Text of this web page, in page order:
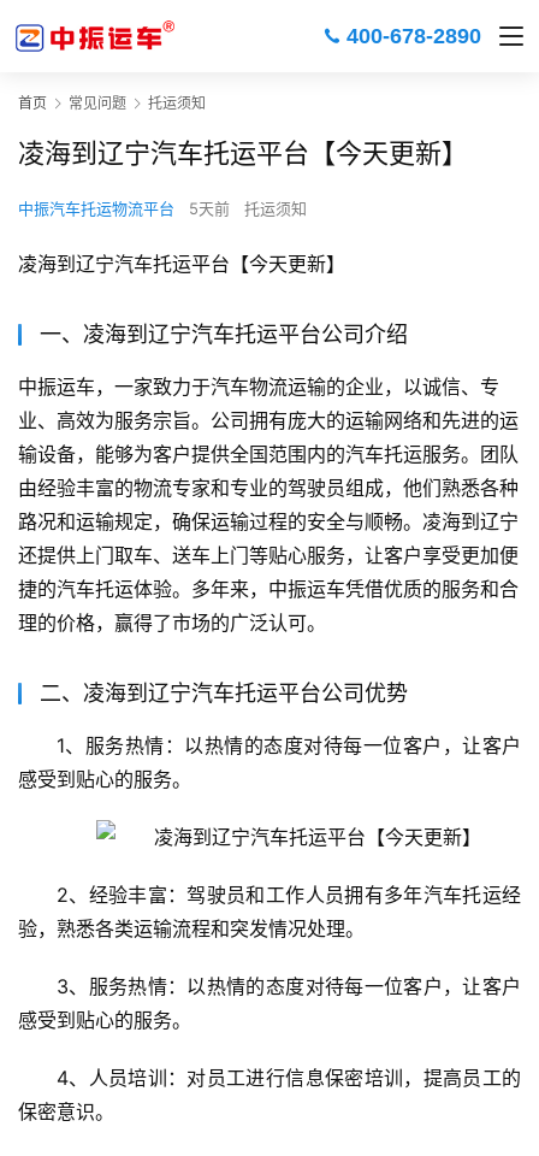
400-678-2890
首页 常见问题 托运须知
凌海到辽宁汽车托运平台【今天更新】
中振汽车托运物流平台 5天前 托运须知
凌海到辽宁汽车托运平台【今天更新】
一、凌海到辽宁汽车托运平台公司介绍
中振运车，一家致力于汽车物流运输的企业，以诚信、专
业、高效为服务宗旨。公司拥有庞大的运输网络和先进的运
输设备，能够为客户提供全国范围内的汽车托运服务。团队
由经验丰富的物流专家和专业的驾驶员组成，他们熟悉各种
路况和运输规定，确保运输过程的安全与顺畅。凌海到辽宁
还提供上门取车、送车上门等贴心服务，让客户享受更加便
捷的汽车托运体验。多年来，中振运车凭借优质的服务和合
理的价格，赢得了市场的广泛认可。
二、凌海到辽宁汽车托运平台公司优势
1、服务热情：以热情的态度对待每一位客户，让客户
感受到贴心的服务。
2、经验丰富：驾驶员和工作人员拥有多年汽车托运经
验，熟悉各类运输流程和突发情况处理。
3、服务热情：以热情的态度对待每一位客户，让客户
感受到贴心的服务。
4、人员培训：对员工进行信息保密培训，提高员工的
保密意识。